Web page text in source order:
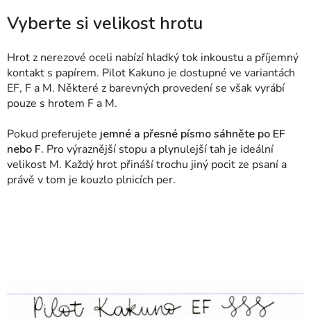
Vyberte si velikost hrotu
Hrot z nerezové oceli nabízí hladký tok inkoustu a příjemný
kontakt s papírem. Pilot Kakuno je dostupné ve variantách
EF, F a M. Některé z barevných provedení se však vyrábí
pouze s hrotem F a M.
Pokud preferujete jemné a přesné písmo sáhněte po EF
nebo F. Pro výraznější stopu a plynulejší tah je ideální
velikost M. Každý hrot přináší trochu jiný pocit ze psaní a
právě v tom je kouzlo plnicích per.